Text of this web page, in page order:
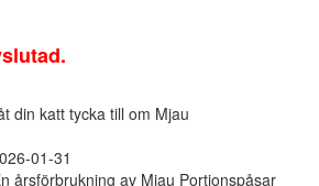
din katt tycka till om Mjau
01-31
årsförbrukning av Mjau Portionspåsar